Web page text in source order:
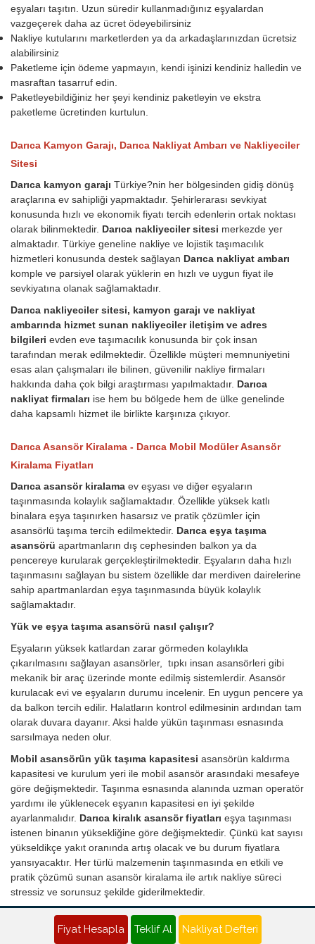
eşyaları taşıtın. Uzun süredir kullanmadığınız eşyalardan
vazgeçerek daha az ücret ödeyebilirsiniz
Nakliye kutularını marketlerden ya da arkadaşlarınızdan ücretsiz
alabilirsiniz
Paketleme için ödeme yapmayın, kendi işinizi kendiniz halledin ve
masraftan tasarruf edin.
Paketleyebildiğiniz her şeyi kendiniz paketleyin ve ekstra
paketleme ücretinden kurtulun.
Darıca Kamyon Garajı, Darıca Nakliyat Ambarı ve Nakliyeciler
Sitesi
Darıca kamyon garajı Türkiye?nin her bölgesinden gidiş dönüş
araçlarına ev sahipliği yapmaktadır. Şehirlerarası sevkiyat
konusunda hızlı ve ekonomik fiyatı tercih edenlerin ortak noktası
olarak bilinmektedir. Darıca nakliyeciler sitesi merkezde yer
almaktadır. Türkiye geneline nakliye ve lojistik taşımacılık
hizmetleri konusunda destek sağlayan Darıca nakliyat ambarı
komple ve parsiyel olarak yüklerin en hızlı ve uygun fiyat ile
sevkiyatına olanak sağlamaktadır.
Darıca nakliyeciler sitesi, kamyon garajı ve nakliyat
ambarında hizmet sunan nakliyeciler iletişim ve adres
bilgileri evden eve taşımacılık konusunda bir çok insan
tarafından merak edilmektedir. Özellikle müşteri memnuniyetini
esas alan çalışmaları ile bilinen, güvenilir nakliye firmaları
hakkında daha çok bilgi araştırması yapılmaktadır. Darıca
nakliyat firmaları ise hem bu bölgede hem de ülke genelinde
daha kapsamlı hizmet ile birlikte karşınıza çıkıyor.
Darıca Asansör Kiralama - Darıca Mobil Modüler Asansör
Kiralama Fiyatları
Darıca asansör kiralama ev eşyası ve diğer eşyaların
taşınmasında kolaylık sağlamaktadır. Özellikle yüksek katlı
binalara eşya taşınırken hasarsız ve pratik çözümler için
asansörlü taşıma tercih edilmektedir. Darıca eşya taşıma
asansörü apartmanların dış cephesinden balkon ya da
pencereye kurularak gerçekleştirilmektedir. Eşyaların daha hızlı
taşınmasını sağlayan bu sistem özellikle dar merdiven dairelerine
sahip apartmanlardan eşya taşınmasında büyük kolaylık
sağlamaktadır.
Yük ve eşya taşıma asansörü nasıl çalışır?
Eşyaların yüksek katlardan zarar görmeden kolaylıkla
çıkarılmasını sağlayan asansörler, tıpkı insan asansörleri gibi
mekanik bir araç üzerinde monte edilmiş sistemlerdir. Asansör
kurulacak evi ve eşyaların durumu incelenir. En uygun pencere ya
da balkon tercih edilir. Halatların kontrol edilmesinin ardından tam
olarak duvara dayanır. Aksi halde yükün taşınması esnasında
sarsılmaya neden olur.
Mobil asansörün yük taşıma kapasitesi asansörün kaldırma
kapasitesi ve kurulum yeri ile mobil asansör arasındaki mesafeye
göre değişmektedir. Taşınma esnasında alanında uzman operatör
yardımı ile yüklenecek eşyanın kapasitesi en iyi şekilde
ayarlanmalıdır. Darıca kiralık asansör fiyatları eşya taşınması
istenen binanın yüksekliğine göre değişmektedir. Çünkü kat sayısı
yükseldikçe yakıt oranında artış olacak ve bu durum fiyatlara
yansıyacaktır. Her türlü malzemenin taşınmasında en etkili ve
pratik çözümü sunan asansör kiralama ile artık nakliye süreci
stressiz ve sorunsuz şekilde giderilmektedir.
Darıca Nakliyat Teklifi - Evden Eve Nakliye Fiyatı Al
Fiyat Hesapla Teklif Al Nakliyat Defteri